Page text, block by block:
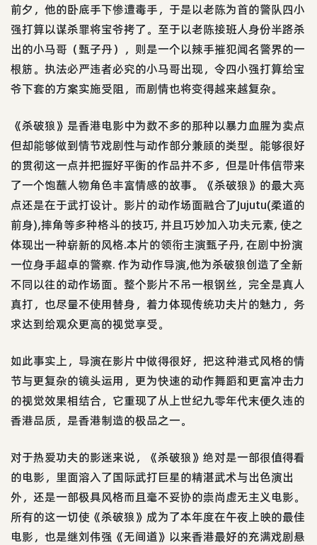
前夕，他的卧底手下惨遭毒手，于是以老陈为首的警队四小
强打算以谋杀罪将宝爷拷了。至于以老陈接班人身份半路杀
出的小马哥（甄子丹），则是一个以辣手摧犯闻名警界的一
根筋。执法必严违者必究的小马哥出现，令四小强打算给宝
爷下套的方案实施受阻，而剧情也将变得越来越复杂。
《杀破狼》是香港电影中为数不多的那种以暴力血腥为卖点
但却能够做到情节戏剧性与动作部分兼顾的类型。能够很好
的贯彻这一点并把握好平衡的作品并不多，但是叶伟信带来
了一个饱蘸人物角色丰富情感的故事。《杀破狼》的最大亮
点还是在于武打设计。影片的动作场面融合了Jujutu(柔道的
前身),摔角等多种格斗的技巧, 并且巧妙加入功夫元素, 使之
体现出一种崭新的风格.本片的领衔主演甄子丹, 在剧中扮演
一位身手超卓的警察. 作为动作导演,他为杀破狼创造了全新
不同以往的动作场面。整个影片不吊一根钢丝，完全是真人
真打，也尽量不使用替身，着力体现传统功夫片的魅力，务
求达到给观众更高的视觉享受。
如此事实上，导演在影片中做得很好，把这种港式风格的情
节与更复杂的镜头运用，更为快速的动作舞蹈和更富冲击力
的视觉效果相结合，它重现了从上世纪九零年代末便久违的
香港品质，是香港制造的极品之一。
对于热爱功夫的影迷来说，《杀破狼》绝对是一部很值得看
的电影，里面溶入了国际武打巨星的精湛武术与出色演出
外，还是一部极具风格而且毫不妥协的崇尚虚无主义电影。
所有的这一切使《杀破狼》成为了本年度在午夜上映的最佳
电影，也是继刘伟强《无间道》以来香港最好的充满戏剧悬